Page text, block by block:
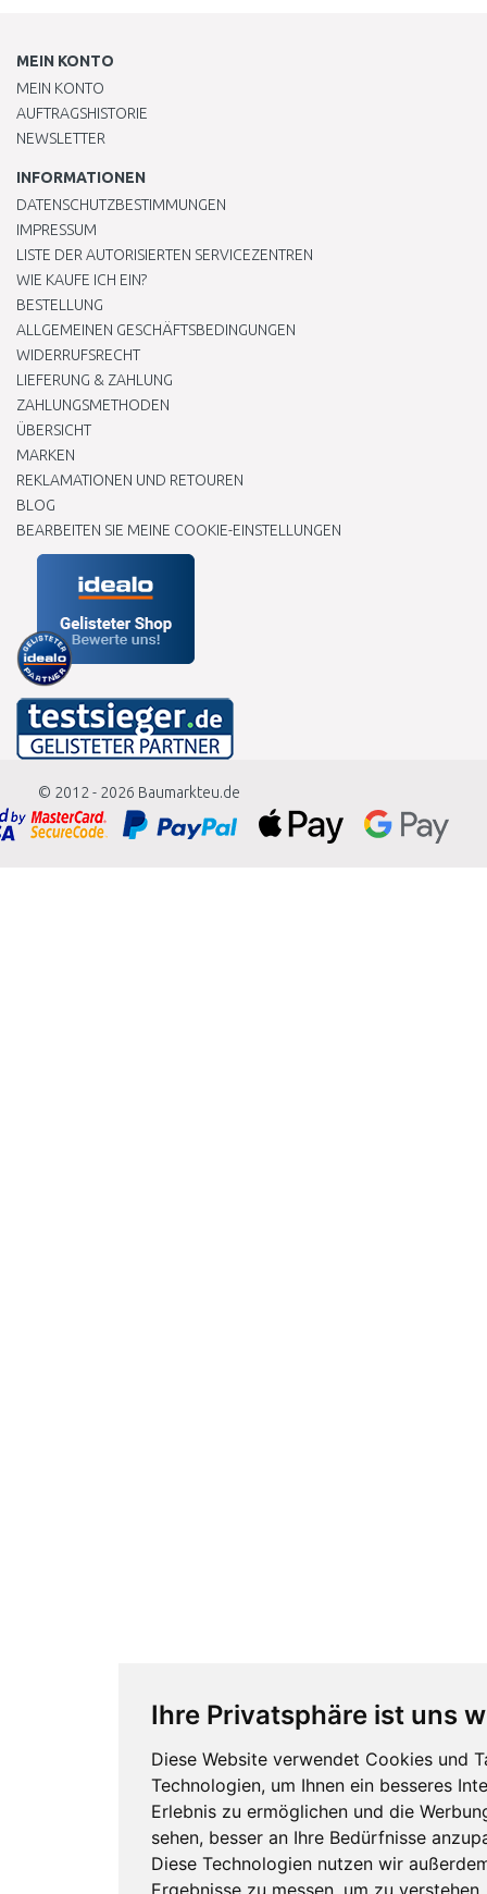
Ihre Privatsphäre ist uns
Diese Website verwendet Cookies und
Technologien, um Ihnen ein besseres
Erlebnis zu ermöglichen und die
sehen, besser an Ihre Bedürfnisse
Diese Technologien nutzen wir
Ergebnisse zu messen, um zu
MEIN KONTO
MEIN KONTO
AUFTRAGSHISTORIE
NEWSLETTER
INFORMATIONEN
DATENSCHUTZBESTIMMUNGEN
IMPRESSUM
LISTE DER AUTORISIERTEN SERVICEZENTREN
WIE KAUFE ICH EIN?
BESTELLUNG
ALLGEMEINEN GESCHÄFTSBEDINGUNGEN
WIDERRUFSRECHT
LIEFERUNG & ZAHLUNG
ZAHLUNGSMETHODEN
ÜBERSICHT
MARKEN
REKLAMATIONEN UND RETOUREN
BLOG
BEARBEITEN SIE MEINE COOKIE-EINSTELLUNGEN
© 2012 - 2026 Baumarkteu.de